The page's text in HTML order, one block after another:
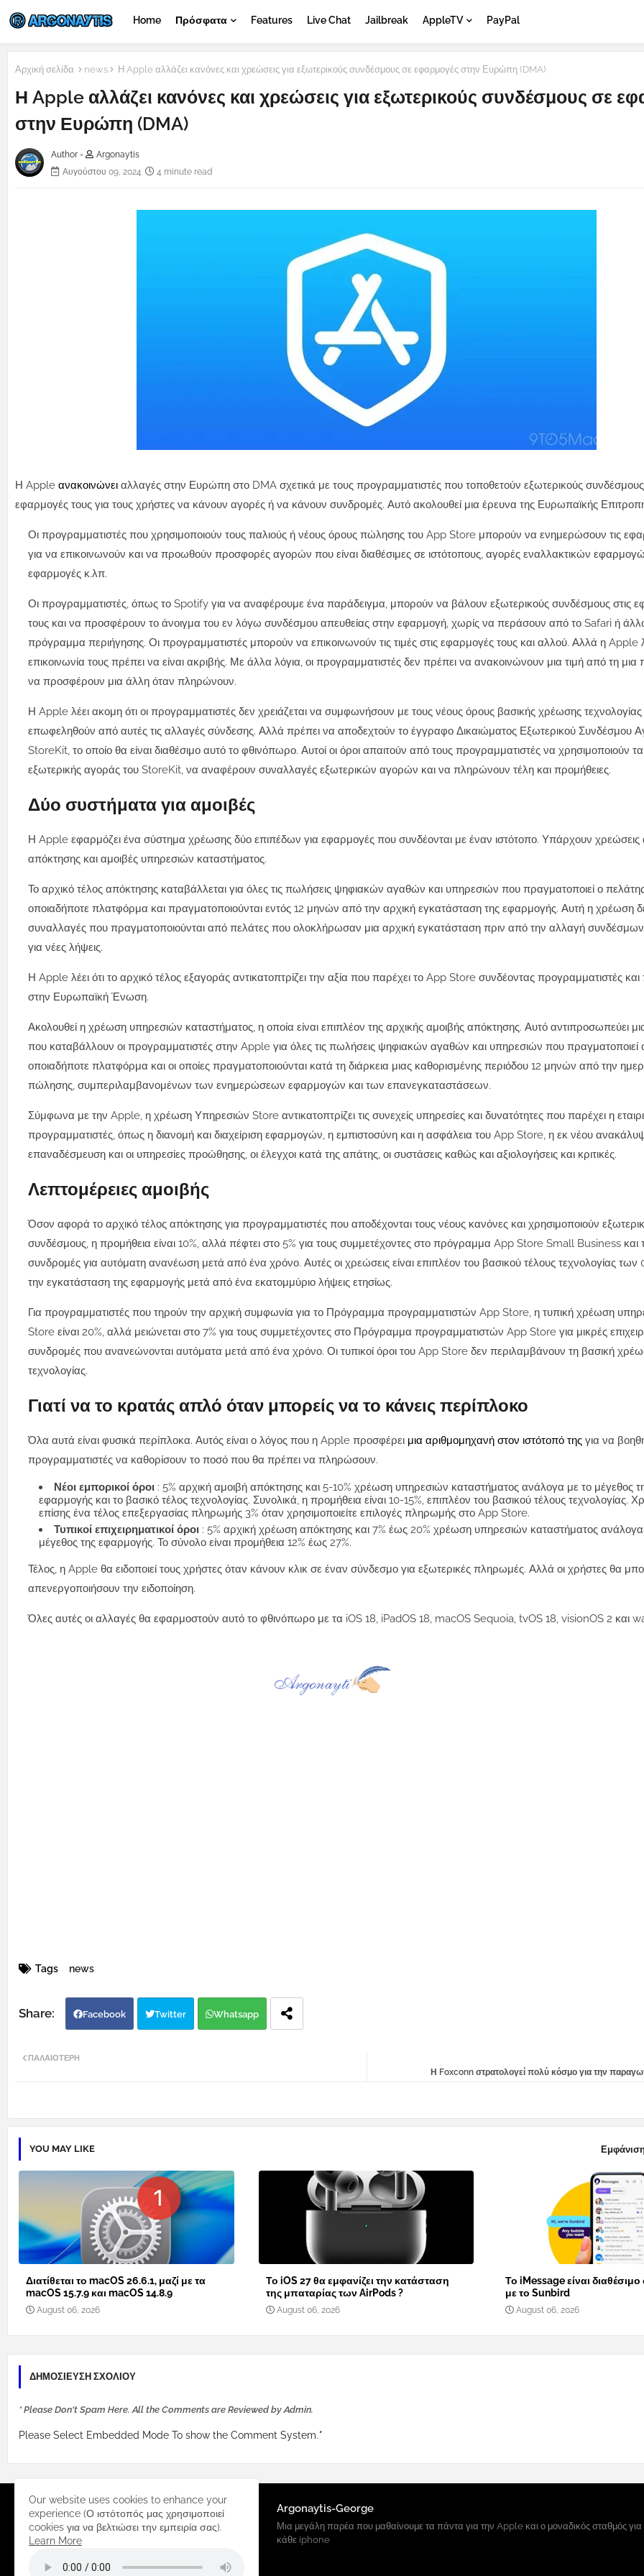
Home Πρόσφατα Features Live Chat Jailbreak AppleTV PayPal
Αρχική σελίδα news Η Apple αλλάζει κανόνες και χρεώσεις για εξωτερικούς συνδέσμους σε εφαρμογές στην Ευρώπη (DMA)
Η Apple αλλάζει κανόνες και χρεώσεις για εξωτερικούς συνδέσμους σε
στην Ευρώπη (DMA)
Author -
Argonaytis
Αυγούστου 09, 2024
4 minute read
Η Apple ανακοινώνει αλλαγές στην Ευρώπη στο DMA σχετικά με τους προγραμματιστές που τοποθετούν εξωτερικούς συνδέσμους
εφαρμογές τους για τους χρήστες να κάνουν αγορές ή να κάνουν συνδρομές. Αυτό ακολουθεί μια έρευνα της Ευρωπαϊκής
Οι προγραμματιστές που χρησιμοποιούν τους παλιούς ή νέους όρους πώλησης του App Store μπορούν να ενημερώσουν τις
για να επικοινωνούν και να προωθούν προσφορές αγορών που είναι διαθέσιμες σε ιστότοπους, αγορές εναλλακτικών
εφαρμογές κ.λπ.
Οι προγραμματιστές, όπως το Spotify για να αναφέρουμε ένα παράδειγμα, μπορούν να βάλουν εξωτερικούς συνδέσμους στις
τους και να προσφέρουν το άνοιγμα του εν λόγω συνδέσμου απευθείας στην εφαρμογή, χωρίς να περάσουν από το Safari ή
πρόγραμμα περιήγησης. Οι προγραμματιστές μπορούν να επικοινωνούν τις τιμές στις εφαρμογές τους και αλλού. Αλλά η Apple
επικοινωνία τους πρέπει να είναι ακριβής. Με άλλα λόγια, οι προγραμματιστές δεν πρέπει να ανακοινώνουν μια τιμή από τη μια
να προσφέρουν μια άλλη όταν πληρώνουν.
Η Apple λέει ακομη ότι οι προγραμματιστές δεν χρειάζεται να συμφωνήσουν με τους νέους όρους βασικής χρέωσης τεχνολογίας
επωφεληθούν από αυτές τις αλλαγές σύνδεσης. Αλλά πρέπει να αποδεχτούν το έγγραφο Δικαιώματος Εξωτερικού Συνδέσμου
StoreKit, το οποίο θα είναι διαθέσιμο αυτό το φθινόπωρο. Αυτοί οι όροι απαιτούν από τους προγραμματιστές να χρησιμοποιούν
εξωτερικής αγοράς του StoreKit, να αναφέρουν συναλλαγές εξωτερικών αγορών και να πληρώνουν τέλη και προμήθειες.
Δύο συστήματα για αμοιβές
Η Apple εφαρμόζει ένα σύστημα χρέωσης δύο επιπέδων για εφαρμογές που συνδέονται με έναν ιστότοπο. Υπάρχουν χρεώσεις
απόκτησης και αμοιβές υπηρεσιών καταστήματος.
Το αρχικό τέλος απόκτησης καταβάλλεται για όλες τις πωλήσεις ψηφιακών αγαθών και υπηρεσιών που πραγματοποιεί ο
οποιαδήποτε πλατφόρμα και πραγματοποιούνται εντός 12 μηνών από την αρχική εγκατάσταση της εφαρμογής. Αυτή η χρέωση
συναλλαγές που πραγματοποιούνται από πελάτες που ολοκλήρωσαν μια αρχική εγκατάσταση πριν από την αλλαγή συνδέσμων,
για νέες λήψεις.
Η Apple λέει ότι το αρχικό τέλος εξαγοράς αντικατοπτρίζει την αξία που παρέχει το App Store συνδέοντας προγραμματιστές και
στην Ευρωπαϊκή Ένωση.
Ακολουθεί η χρέωση υπηρεσιών καταστήματος, η οποία είναι επιπλέον της αρχικής αμοιβής απόκτησης. Αυτό αντιπροσωπεύει
που καταβάλλουν οι προγραμματιστές στην Apple για όλες τις πωλήσεις ψηφιακών αγαθών και υπηρεσιών που πραγματοποιεί
οποιαδήποτε πλατφόρμα και οι οποίες πραγματοποιούνται κατά τη διάρκεια μιας καθορισμένης περιόδου 12 μηνών από την
πώλησης, συμπεριλαμβανομένων των ενημερώσεων εφαρμογών και των επανεγκαταστάσεων.
Σύμφωνα με την Apple, η χρέωση Υπηρεσιών Store αντικατοπτρίζει τις συνεχείς υπηρεσίες και δυνατότητες που παρέχει η
προγραμματιστές, όπως η διανομή και διαχείριση εφαρμογών, η εμπιστοσύνη και η ασφάλεια του App Store, η εκ νέου
επαναδέσμευση και οι υπηρεσίες προώθησης, οι έλεγχοι κατά της απάτης, οι συστάσεις καθώς και αξιολογήσεις και κριτικές.
Λεπτομέρειες αμοιβής
Όσον αφορά το αρχικό τέλος απόκτησης για προγραμματιστές που αποδέχονται τους νέους κανόνες και χρησιμοποιούν
συνδέσμους, η προμήθεια είναι 10%, αλλά πέφτει στο 5% για τους συμμετέχοντες στο πρόγραμμα App Store Small Business και
συνδρομές για αυτόματη ανανέωση μετά από ένα χρόνο. Αυτές οι χρεώσεις είναι επιπλέον του βασικού τέλους τεχνολογίας
την εγκατάσταση της εφαρμογής μετά από ένα εκατομμύριο λήψεις ετησίως.
Για προγραμματιστές που τηρούν την αρχική συμφωνία για το Πρόγραμμα προγραμματιστών App Store, η τυπική χρέωση
Store είναι 20%, αλλά μειώνεται στο 7% για τους συμμετέχοντες στο Πρόγραμμα προγραμματιστών App Store για μικρές
συνδρομές που ανανεώνονται αυτόματα μετά από ένα χρόνο. Οι τυπικοί όροι του App Store δεν περιλαμβάνουν τη βασική
τεχνολογίας.
Γιατί να το κρατάς απλό όταν μπορείς να το κάνεις περίπλοκο
Όλα αυτά είναι φυσικά περίπλοκα. Αυτός είναι ο λόγος που η Apple προσφέρει μια αριθμομηχανή στον ιστότοπό της για να
προγραμματιστές να καθορίσουν το ποσό που θα πρέπει να πληρώσουν.
Νέοι εμπορικοί όροι : 5% αρχική αμοιβή απόκτησης και 5-10% χρέωση υπηρεσιών καταστήματος ανάλογα με το μέγεθος
εφαρμογής και το βασικό τέλος τεχνολογίας. Συνολικά, η προμήθεια είναι 10-15%, επιπλέον του βασικού τέλους τεχνολογίας.
επίσης ένα τέλος επεξεργασίας πληρωμής 3% όταν χρησιμοποιείτε επιλογές πληρωμής στο App Store.
Τυπικοί επιχειρηματικοί όροι : 5% αρχική χρέωση απόκτησης και 7% έως 20% χρέωση υπηρεσιών καταστήματος
μέγεθος της εφαρμογής. Το σύνολο είναι προμήθεια 12% έως 27%.
Τέλος, η Apple θα ειδοποιεί τους χρήστες όταν κάνουν κλικ σε έναν σύνδεσμο για εξωτερικές πληρωμές. Αλλά οι χρήστες θα
απενεργοποιήσουν την ειδοποίηση.
Όλες αυτές οι αλλαγές θα εφαρμοστούν αυτό το φθινόπωρο με τα iOS 18, iPadOS 18, macOS Sequoia, tvOS 18, visionOS 2 και
Tags news
Facebook Twitter Whatsapp
Η Foxconn στρατολογεί πολύ κόσμο για την
ΠΑΛΑΙΌΤΕΡΗ
YOU MAY LIKE
Διατίθεται το macOS 26.6.1, μαζί με τα
macOS 15.7.9 και macOS 14.8.9
August 06, 2026
Το iOS 27 θα εμφανίζει την κατάσταση
της μπαταρίας των AirPods ?
August 06, 2026
Το iMessage είναι
με το Sunbird
August 06, 2026
ΔΗΜΟΣΊΕΥΣΗ ΣΧΟΛΊΟΥ
* Please Don't Spam Here. All the Comments are Reviewed by Admin.
Please Select Embedded Mode To show the Comment System.*
Argonaytis-George
Μια μεγάλη παρέα που μαθαίνουμε τα πάντα για την Apple και ο μοναδικός σταθμός για
κάθε iphone
Our website uses cookies to enhance your
experience (Ο ιστότοπός μας χρησιμοποιεί
cookies για να βελτιώσει την εμπειρία σας).
Learn More